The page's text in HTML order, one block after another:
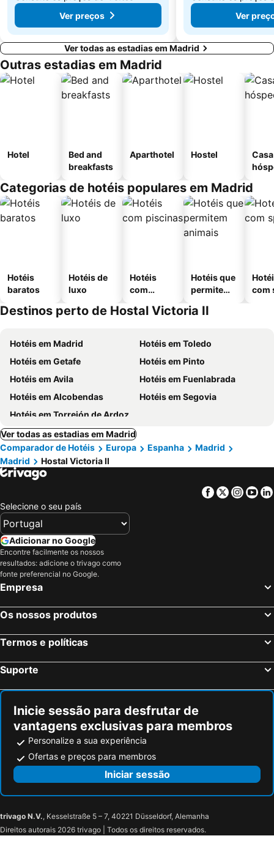
Ver preços
Ver
Ver todas as estadias em Madrid
Outras estadias em Madrid
Hotel
Bed and
breakfasts
Aparthotel Hostel
Categorias de hotéis populares em Madrid
Hotéis
baratos
Hotéis de
luxo
Hotéis
com
Hotéis que
permitem
com
Destinos perto de Hostal Victoria II
Hotéis em Madrid
Hotéis em Toledo
Hotéis em Getafe
Hotéis em Pinto
Hotéis em Avila
Hotéis em Fuenlabrada
Hotéis em Alcobendas
Hotéis em Segovia
Hotéis em Torrejón de Ardoz
Ver todas as estadias em Madrid
Comparador de Hotéis
Europa Espanha
Madrid
Madrid
Hostal Victoria II
Facebook
Twitter
Selecione o seu país
Adicionar no Google
Encontre facilmente os nossos
resultados: adicione o trivago como
fonte preferencial no Google.
Empresa
Os nossos produtos
Termos e políticas
Suporte
Inicie sessão para desfrutar de
vantagens exclusivas para membros
Personalize a sua experiência
Ofertas e preços para membros
Iniciar sessão
trivago N.V., Kesselstraße 5 – 7, 40221 Düsseldorf, Alemanha
Direitos autorais 2026 trivago | Todos os direitos reservados.